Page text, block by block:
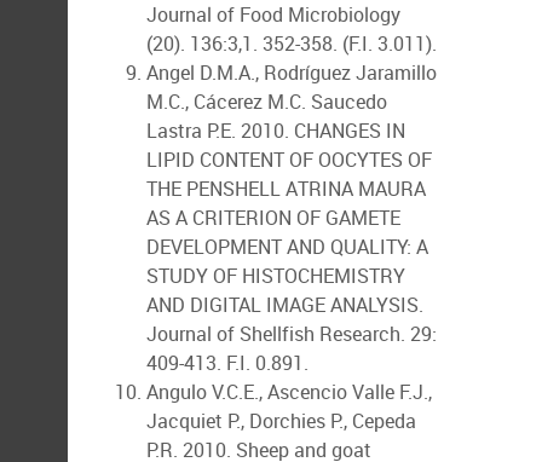
Journal of Food Microbiology
(20). 136:3,1. 352-358. (F.I. 3.011).
Angel D.M.A., Rodríguez Jaramillo
M.C., Cácerez M.C. Saucedo
Lastra P.E. 2010. CHANGES IN
LIPID CONTENT OF OOCYTES OF
THE PENSHELL ATRINA MAURA
AS A CRITERION OF GAMETE
DEVELOPMENT AND QUALITY: A
STUDY OF HISTOCHEMISTRY
AND DIGITAL IMAGE ANALYSIS.
Journal of Shellfish Research. 29:
409-413. F.I. 0.891.
Angulo V.C.E., Ascencio Valle F.J.,
Jacquiet P., Dorchies P., Cepeda
P.R. 2010. Sheep and goat